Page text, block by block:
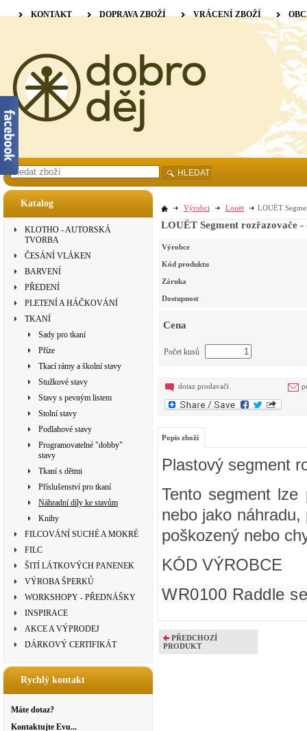
Katalog
KLOTHO - AUTORSKÁ
TVORBA
ČESÁNÍ VLÁKEN
BARVENÍ
PŘEDENÍ
PLETENÍ A HÁČKOVÁNÍ
TKANÍ
Sady pro tkaní
Příze
Tkací rámy a školní stavy
Stužkové stavy
Stavy s pevným listem
Stolní stavy
Podlahové stavy
Programovatelné "dobby"
stavy
Tkaní s dětmi
Příslušenství pro tkaní
Náhradní díly ke stavům
Knihy
FILCOVÁNÍ SUCHÉ A MOKRÉ
FILC
ŠITÍ LÁTKOVÝCH PANENEK
VÝROBA ŠPERKŮ
WORKSHOPY - PŘEDNÁŠKY
INSPIRACE
AKCE A VÝPRODEJ
DÁRKOVÝ CERTIFIKÁT
Rychlý kontakt
Máte dotaz?
Kontaktujte Evu...
Výrobci Louët LOUËT
LOUËT Segment rozřazovače -
Výrobce
Kód produktu
Záruka
Dostupnost
Cena
Počet kusů
dotaz prodavači
Popis zboží
Plastový segment
Tento segment
nebo jako
poškozený nebo
KÓD VÝROBCE
WR0100 Raddle
PŘEDCHOZÍ
PRODUKT
KONTAKT DOPRAVA ZBOŽÍ VRÁCENÍ ZBOŽÍ
HLEDAT